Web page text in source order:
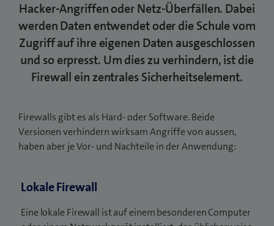
Hacker-Angriffen oder Netz-Überfällen. Dabei
werden Daten entwendet oder die Schule vom
Zugriff auf ihre eigenen Daten ausgeschlossen
und so erpresst. Um dies zu verhindern, ist die
Firewall ein zentrales Sicherheitselement.
Firewalls gibt es als Hard- oder Software. Beide
Versionen verhindern wirksam Angriffe von aussen,
haben aber je Vor- und Nachteile in der Anwendung:
Lokale Firewall
Eine lokale Firewall ist auf einem besonderen Computer